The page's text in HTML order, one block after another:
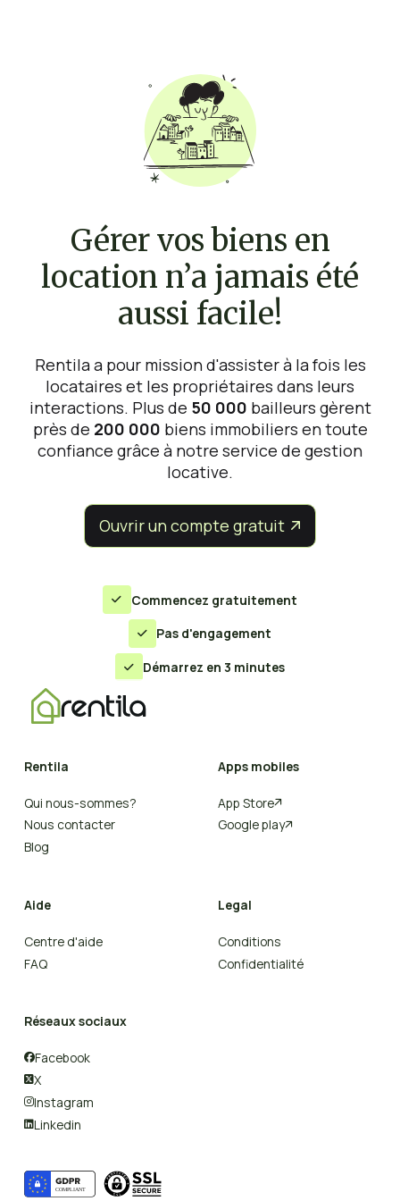
Gérer vos biens en
location n’a jamais été
aussi facile!
Rentila a pour mission d'assister à la fois les
locataires et les propriétaires dans leurs
interactions. Plus de 50 000 bailleurs gèrent
près de 200 000 biens immobiliers en toute
confiance grâce à notre service de gestion
locative.
Ouvrir un compte gratuit 
 Commencez gratuitement
 Pas d'engagement
 Démarrez en 3 minutes
Rentila
Qui nous-sommes?
Nous contacter
Blog
Apps mobiles
App Store
Google play
Aide
Centre d'aide
FAQ
Legal
Conditions
Confidentialité
Réseaux sociaux
Facebook
X
Instagram
Linkedin